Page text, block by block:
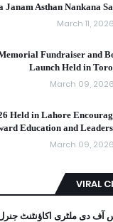
Janam Asthan Nankana
March 11, 2026
Fundraiser and
Launch Held in
March 09, 2026
Held in Lahore
Education and
March 09, 2026
VIRAL